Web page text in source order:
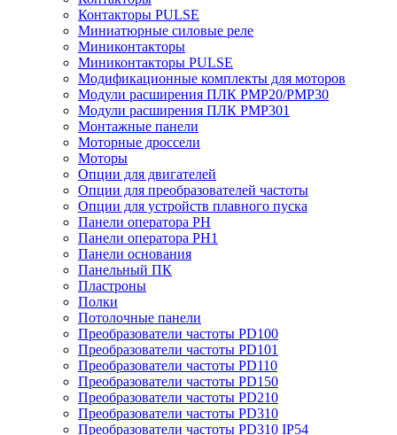
Контакторы PULSE
Миниатюрные силовые реле
Миниконтакторы
Миниконтакторы PULSE
Модификационные комплекты для моторов
Модули расширения ПЛК PMP20/PMP30
Модули расширения ПЛК PMP301
Монтажные панели
Моторные дроссели
Моторы
Опции для двигателей
Опции для преобразователей частоты
Опции для устройств плавного пуска
Панели оператора PH
Панели оператора PH1
Панели основания
Панельный ПК
Пластроны
Полки
Потолочные панели
Преобразователи частоты PD100
Преобразователи частоты PD101
Преобразователи частоты PD110
Преобразователи частоты PD150
Преобразователи частоты PD210
Преобразователи частоты PD310
Преобразователи частоты PD310 IP54